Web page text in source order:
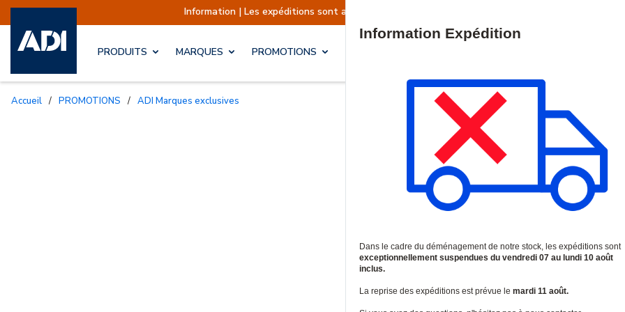
Information | Les expéditions sont actuellement suspendues Reprise prévue le
PRODUITS MARQUES PROMOTIONS
Accueil / PROMOTIONS / ADI Marques exclusives